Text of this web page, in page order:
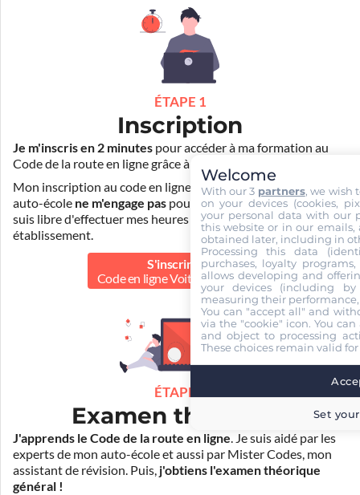
ÉTAPE 1
Inscription
Je m'inscris en 2 minutes pour accéder à ma formation au
Code de la route en ligne grâce à
Mon inscription au code en ligne voiture auprès de mon
auto-école ne m'engage pas pour la suite de ma formation. Je
suis libre d'effectuer mes heures de conduite dans un autre
établissement.
S'inscrire au
Code en ligne Voiture 150.00 €
ÉTAPE 2
Examen théorique
J'apprends le Code de la route en ligne. Je suis aidé par les
experts de mon auto-école et aussi par Mister Codes, mon
assistant de révision. Puis, j'obtiens l'examen théorique
général !
Welcome
With our 3 partners, we wish
on your devices (cookies,
your personal data with our
this website or in our emails,
obtained later, including in
Processing this data
purchases, loyalty
allows developing and
your devices (including
measuring their
You can "accept all" and
via the "cookie" icon. You
and object to processing
These choices remain valid
Set